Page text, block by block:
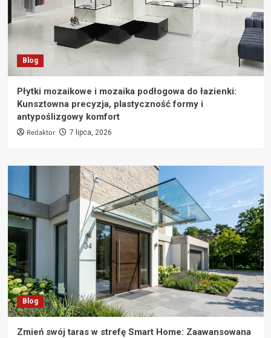
Blog
Płytki mozaikowe i mozaika podłogowa do łazienki:
Kunsztowna precyzja, plastyczność formy i
antypoślizgowy komfort
Redaktor 7 lipca, 2026
Blog
Zmień swój taras w strefę Smart Home: Zaawansowana